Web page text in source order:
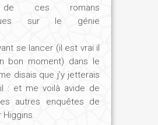
de ces romans
sur le génie
se lancer (il est vrai il
bon moment) dans le
disais que j'y jetterais
: et me voilà avide de
autres enquêtes de